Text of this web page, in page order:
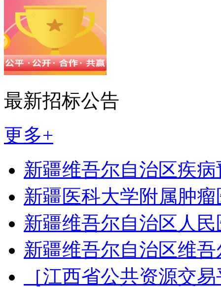
最新招标公告
更多+
新疆维吾尔自治区疾
新疆医科大学附属肿
新疆维吾尔自治区人
新疆维吾尔自治区维
［江西省公共资源交